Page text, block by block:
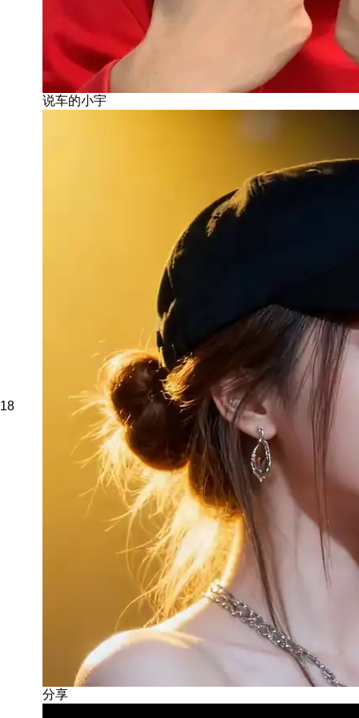
说车的小宇
18
分享